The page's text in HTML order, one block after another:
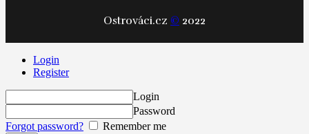
Ostrováci.cz © 2022
Login
Register
Login
Password
Forgot password?
Remember me